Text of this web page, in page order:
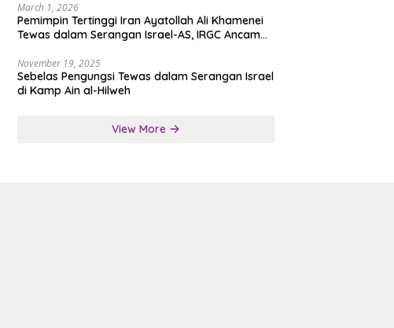
March 1, 2026
Pemimpin Tertinggi Iran Ayatollah Ali Khamenei
Tewas dalam Serangan Israel-AS, IRGC Ancam
November 19, 2025
Sebelas Pengungsi Tewas dalam Serangan Israel
di Kamp Ain al-Hilweh
View More